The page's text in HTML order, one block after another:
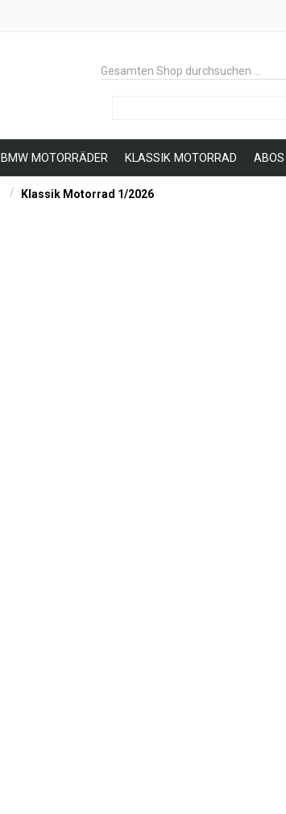
Gesamten Shop durchsuchen …
BMW MOTORRÄDER KLASSIK MOTORRAD ABOS
/ Klassik Motorrad 1/2026